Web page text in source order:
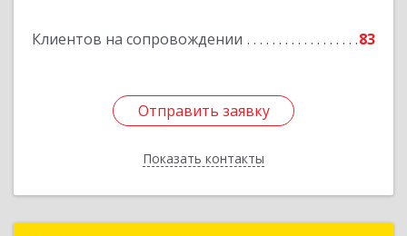
Клиентов на сопровождении 83
Отправить заявку
Показать контакты
Подробнее
Отправить заявку
Назад